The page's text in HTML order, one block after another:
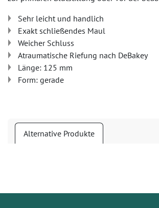
Sehr leicht und handlich
Exakt schließendes Maul
Weicher Schluss
Atraumatische Riefung nach DeBakey
Länge: 125 mm
Form: gerade
Alternative Produkte